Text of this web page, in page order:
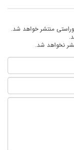
منتشر خواهد شد.
نخواهد شد.